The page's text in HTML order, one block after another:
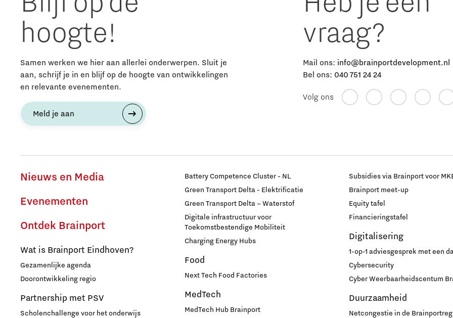
Fotonica
Huisvesting
Industrie
Internationaal talent
Internationalisering Onderwijs
Inwoners
Medische Technologie
Micro- en nano-elektronica
hoogte!
Samen werken we hier aan allerlei onderwerpen. Sluit je
aan, schrijf je in en blijf op de hoogte van ontwikkelingen
en relevante evenementen.
Meld je aan
vraag?
Mail ons: info@brainportdevelopment.nl
Bel ons: 040 751 24 24
Volg ons
Nieuws en Media
Evenementen
Ontdek Brainport
Wat is Brainport Eindhoven?
Gezamenlijke agenda
Doorontwikkeling regio
Partnership met PSV
Scholenchallenge voor het onderwijs
Battery Competence Cluster - NL
Green Transport Delta - Elektrificatie
Green Transport Delta – Waterstof
Digitale infrastructuur voor
Toekomstbestendige Mobiliteit
Charging Energy Hubs
Food
Next Tech Food Factories
MedTech
MedTech Hub Brainport
Subsidies via Brainport voor
Brainport meet-up
Equity tafel
Financieringstafel
Digitalisering
1-op-1 adviesgesprek met een
Cybersecurity
Cyber Weerbaarheidscentum
Duurzaamheid
Netcongestie in de